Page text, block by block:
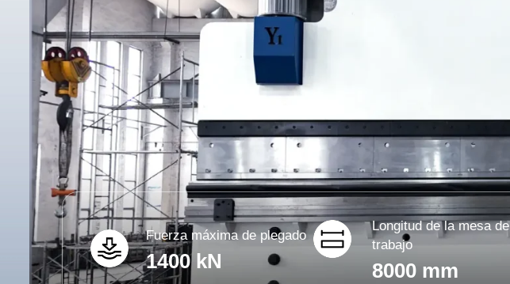
Fuerza máxima de plegado
1400 kN
Longitud de la mesa de
trabajo
8000 mm